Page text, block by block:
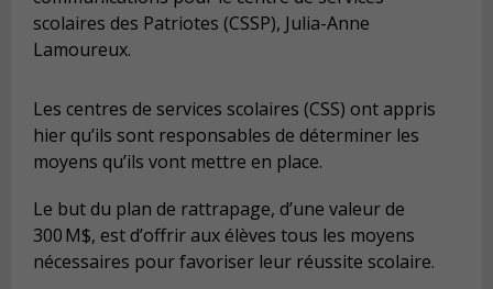
scolaires des Patriotes (CSSP), Julia-Anne
Lamoureux.
Les centres de services scolaires (CSS) ont appris
hier qu’ils sont responsables de déterminer les
moyens qu’ils vont mettre en place.
Le but du plan de rattrapage, d’une valeur de
300 M$, est d’offrir aux élèves tous les moyens
nécessaires pour favoriser leur réussite scolaire.